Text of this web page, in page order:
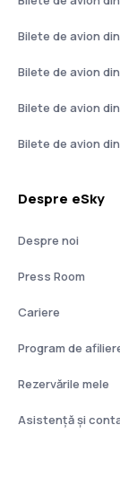
Bilete de avion
Bilete de avion
Bilete de avion
Bilete de avion
Despre eSky
Despre noi
Press Room
Cariere
Program de
Rezervările mele
Asistenţă şi